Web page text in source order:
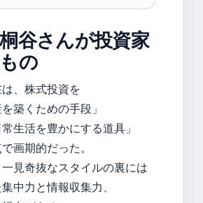
谷さんが投資家
の
、株式投資を
築くための手段」
生活を豊かにする道具」
画期的だった。
見奇抜なスタイルの裏には
中力と情報収集力、